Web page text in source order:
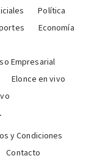
Política
Economía
Empresarial
Elonce en vivo
y Condiciones
Contacto